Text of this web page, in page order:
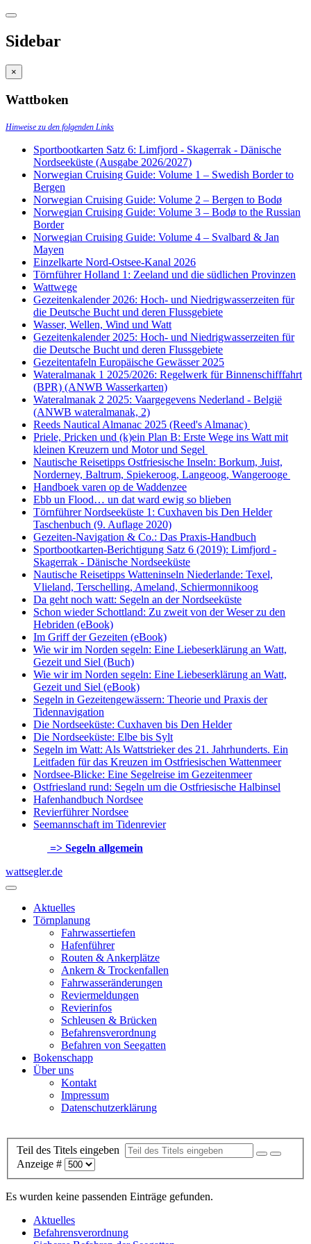
Sidebar
×
Wattboken
Hinweise zu den folgenden Links
Sportbootkarten Satz 6: Limfjord - Skagerrak - Dänische
Nordseeküste (Ausgabe 2026/2027)
Norwegian Cruising Guide: Volume 1 – Swedish Border to
Bergen
Norwegian Cruising Guide: Volume 2 – Bergen to Bodø
Norwegian Cruising Guide: Volume 3 – Bodø to the Russian
Border
Norwegian Cruising Guide: Volume 4 – Svalbard & Jan
Mayen
Einzelkarte Nord-Ostsee-Kanal 2026
Törnführer Holland 1: Zeeland und die südlichen Provinzen
Wattwege
Gezeitenkalender 2026: Hoch- und Niedrigwasserzeiten für
die Deutsche Bucht und deren Flussgebiete
Wasser, Wellen, Wind und Watt
Gezeitenkalender 2025: Hoch- und Niedrigwasserzeiten für
die Deutsche Bucht und deren Flussgebiete
Gezeitentafeln Europäische Gewässer 2025
Wateralmanak 1 2025/2026: Regelwerk für Binnenschifffahrt
(BPR) (ANWB Wasserkarten)
Wateralmanak 2 2025: Vaargegevens Nederland - België
(ANWB wateralmanak, 2)
Reeds Nautical Almanac 2025 (Reed's Almanac)
Priele, Pricken und (k)ein Plan B: Erste Wege ins Watt mit
kleinen Kreuzern und Motor und Segel
Nautische Reisetipps Ostfriesische Inseln: Borkum, Juist,
Norderney, Baltrum, Spiekeroog, Langeoog, Wangerooge
Handboek varen op de Waddenzee
Ebb un Flood… un dat ward ewig so blieben
Törnführer Nordseeküste 1: Cuxhaven bis Den Helder
Taschenbuch (9. Auflage 2020)
Gezeiten-Navigation & Co.: Das Praxis-Handbuch
Sportbootkarten-Berichtigung Satz 6 (2019): Limfjord -
Skagerrak - Dänische Nordseeküste
Nautische Reisetipps Watteninseln Niederlande: Texel,
Vlieland, Terschelling, Ameland, Schiermonnikoog
Da geht noch watt: Segeln an der Nordseeküste
Schon wieder Schottland: Zu zweit von der Weser zu den
Hebriden (eBook)
Im Griff der Gezeiten (eBook)
Wie wir im Norden segeln: Eine Liebeserklärung an Watt,
Gezeit und Siel (Buch)
Wie wir im Norden segeln: Eine Liebeserklärung an Watt,
Gezeit und Siel (eBook)
Segeln in Gezeitengewässern: Theorie und Praxis der
Tidennavigation
Die Nordseeküste: Cuxhaven bis Den Helder
Die Nordseeküste: Elbe bis Sylt
Segeln im Watt: Als Wattstrieker des 21. Jahrhunderts. Ein
Leitfaden für das Kreuzen im Ostfriesischen Wattenmeer
Nordsee-Blicke: Eine Segelreise im Gezeitenmeer
Ostfriesland rund: Segeln um die Ostfriesische Halbinsel
Hafenhandbuch Nordsee
Revierführer Nordsee
Seemannschaft im Tidenrevier
=> Segeln allgemein
wattsegler.de
Aktuelles
Törnplanung
Fahrwassertiefen
Hafenführer
Routen & Ankerplätze
Ankern & Trockenfallen
Fahrwasseränderungen
Reviermeldungen
Revierinfos
Schleusen & Brücken
Befahrensverordnung
Befahren von Seegatten
Bokenschapp
Über uns
Kontakt
Impressum
Datenschutzerklärung
Teil des Titels eingeben
Anzeige #
Es wurden keine passenden Einträge gefunden.
Aktuelles
Befahrensverordnung